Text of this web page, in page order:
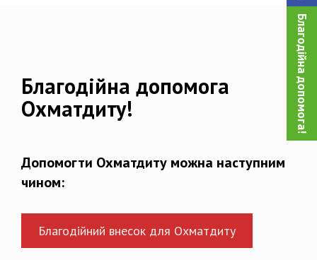
Благодійна допомога!
Благодійна допомога
Охматдиту!
Допомогти Охматдиту можна наступним
чином:
Благодійний внесок для Охматдиту